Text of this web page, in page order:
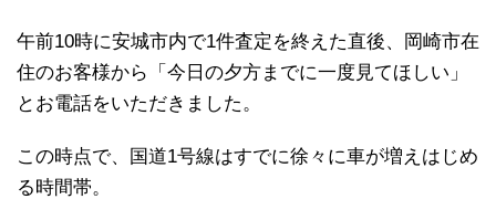
午前10時に安城市内で1件査定を終えた直後、岡崎市在
住のお客様から「今日の夕方までに一度見てほしい」
とお電話をいただきました。
この時点で、国道1号線はすでに徐々に車が増えはじめ
る時間帯。